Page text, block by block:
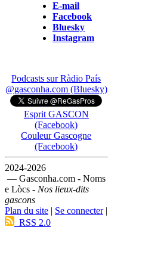
E-mail
Facebook
Bluesky
Instagram
Podcasts sur Ràdio País
@gasconha.com (Bluesky)
Esprit GASCON
(Facebook)
Couleur Gascogne
(Facebook)
2024-2026
— Gasconha.com - Noms
e Lòcs - Nos lieux-dits
gascons
Plan du site | Se connecter|
RSS 2.0